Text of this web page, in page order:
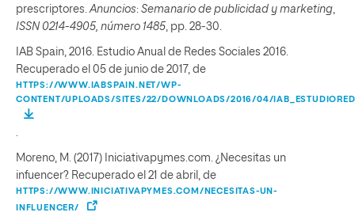
prescriptores. Anuncios: Semanario de publicidad y marketing
ISSN 0214-4905, número 1485 , pp. 28-30.
IAB Spain, 2016. Estudio Anual de Redes Sociales 2016.
Recuperado el 05 de junio de 2017, de
HTTPS://WWW.IABSPAIN.NET/WP-
CONTENT/UPLOADS/SITES/22/DOWNLOADS/2016/04/
Moreno, M. (2017) Iniciativapymes.com. ¿Necesitas un
infuencer?. Recuperado el 21 de abril, de
HTTPS://WWW.INICIATIVAPYMES.COM/NECESITAS-UN-
INFLUENCER/